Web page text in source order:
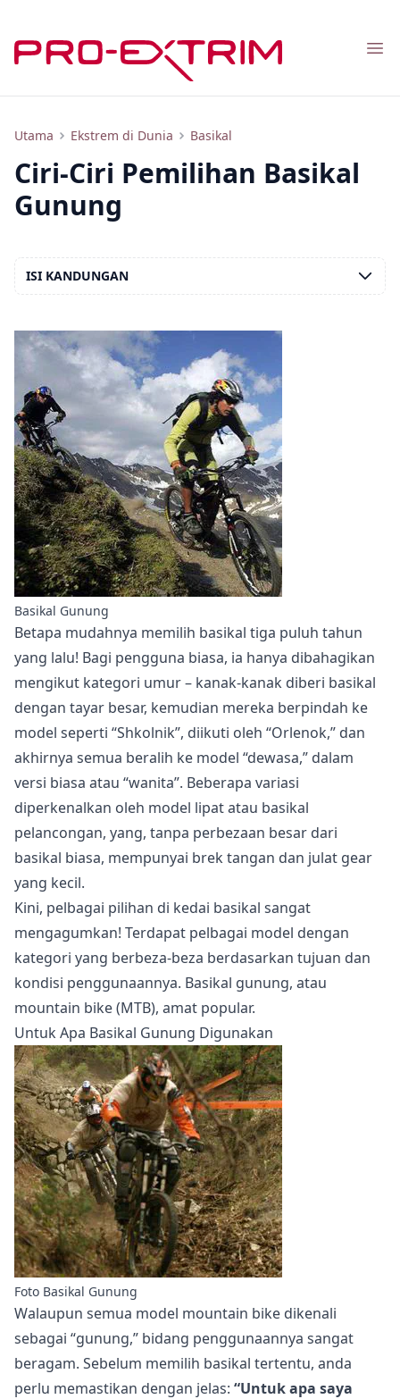
Utama Ekstrem di Dunia Basikal
Cara Memilih Basikal Gunung, Apa yang Perlu Diperhatikan Semasa Membeli
Ciri-Ciri Pemilihan Basikal
Gunung
Basikal Gunung
Betapa mudahnya memilih basikal tiga puluh tahun
yang lalu! Bagi pengguna biasa, ia hanya dibahagikan
mengikut kategori umur – kanak-kanak diberi basikal
dengan tayar besar, kemudian mereka berpindah ke
model seperti “Shkolnik”, diikuti oleh “Orlenok,” dan
akhirnya semua beralih ke model “dewasa,” dalam
versi biasa atau “wanita”. Beberapa variasi
diperkenalkan oleh model lipat atau basikal
pelancongan, yang, tanpa perbezaan besar dari
basikal biasa, mempunyai brek tangan dan julat gear
yang kecil.
Kini, pelbagai pilihan di kedai basikal sangat
mengagumkan! Terdapat pelbagai model dengan
kategori yang berbeza-beza berdasarkan tujuan dan
kondisi penggunaannya. Basikal gunung, atau
mountain bike (MTB), amat popular.
Untuk Apa Basikal Gunung Digunakan
Foto Basikal Gunung
Walaupun semua model mountain bike dikenali
sebagai “gunung,” bidang penggunaannya sangat
beragam. Sebelum memilih basikal tertentu, anda
perlu memastikan dengan jelas: “Untuk apa saya
ISI KANDUNGAN